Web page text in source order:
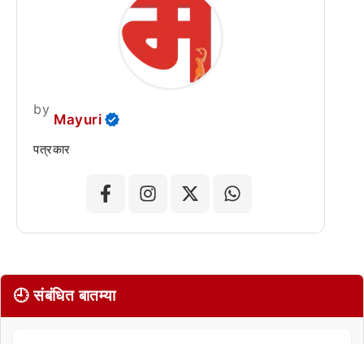
by
Mayuri
पत्रकार
🕘 संबंधित बातम्या